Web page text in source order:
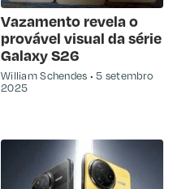
Vazamento revela o
provável visual da série
Galaxy S26
William Schendes
5 setembro
2025